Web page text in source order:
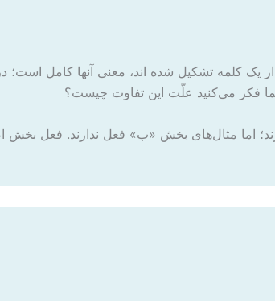
یک کلمه تشکیل شده اند، معنی آنها کامل
شما فکر ‌می‌کنید علّت این تفاوت چیست؟
مثال‌های بخش «ب» فعل ندارند. فعل بخش